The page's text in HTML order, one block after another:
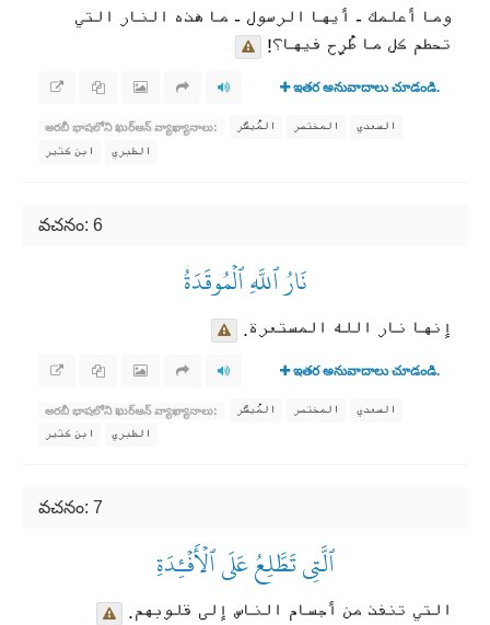
وما أعلمك - أيها الرسول - ما هذه النار التي
تحطم كل ما طُرِح فيها؟!
ఇతర అనువాదాలు చూడండి.
అరబీ భాషలోని ఖుర్ఆన్ వ్యాఖ్యానాలు: المُيسَّر المختصر
السعدي
ابن كثير
الطبري
వచనం: 6
نَارُ ٱللَّهِ ٱلۡمُوقَدَةُ
إنها نار الله المستعرة.
ఇతర అనువాదాలు చూడండి.
అరబీ భాషలోని ఖుర్ఆన్ వ్యాఖ్యానాలు: المُيسَّر المختصر
السعدي
ابن كثير
الطبري
వచనం: 7
ٱلَّتِي تَطَّلِعُ عَلَى ٱلۡأَفۡـِٔدَةِ
التي تنفذ من أجسام الناس إلى قلوبهم.